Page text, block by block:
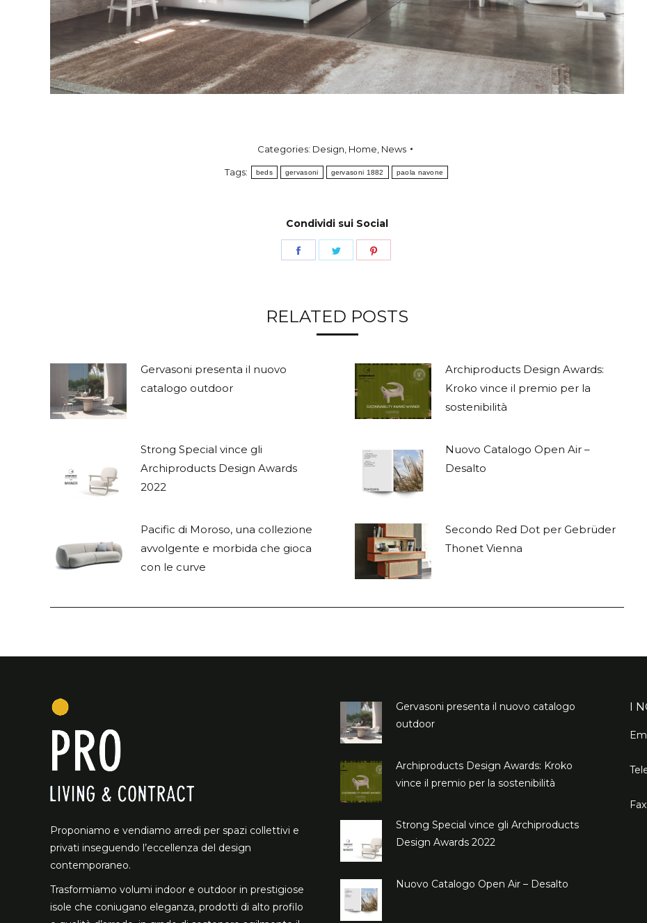
Categories: Design Home News
Tags: beds gervasoni gervasoni 1882 paola navone
Condividi sui Social
Share
Share
RELATED POSTS
Gervasoni presenta il nuovo
catalogo outdoor
Archiproducts Design Awards:
Kroko vince il premio per la
sostenibilità
Strong Special vince gli
Archiproducts Design Awards
2022
Nuovo Catalogo Open Air –
Desalto
Pacific di Moroso, una collezione
avvolgente e morbida che gioca
con le curve
Secondo Red Dot per Gebrüder
Thonet Vienna
Proponiamo e vendiamo arredi per spazi collettivi e
privati inseguendo l’eccellenza del design
contemporaneo.
Trasformiamo volumi indoor e outdoor in prestigiose
isole che coniugano eleganza, prodotti di alto profilo
Gervasoni presenta il nuovo catalogo
outdoor
Archiproducts Design Awards: Kroko
vince il premio per la sostenibilità
Strong Special vince gli Archiproducts
Design Awards 2022
Nuovo Catalogo Open Air – Desalto
I